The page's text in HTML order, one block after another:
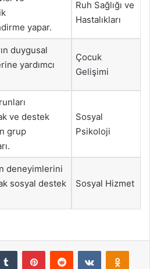
yapar.
Ruh Sağlığı ve
Hastalıkları
duygusal
yardımcı
Çocuk
Gelişimi
ve destek
grup
Sosyal
Psikoloji
deneyimlerini
sosyal destek
Sosyal Hizmet
Tumblr PinterestReddit VKontakte